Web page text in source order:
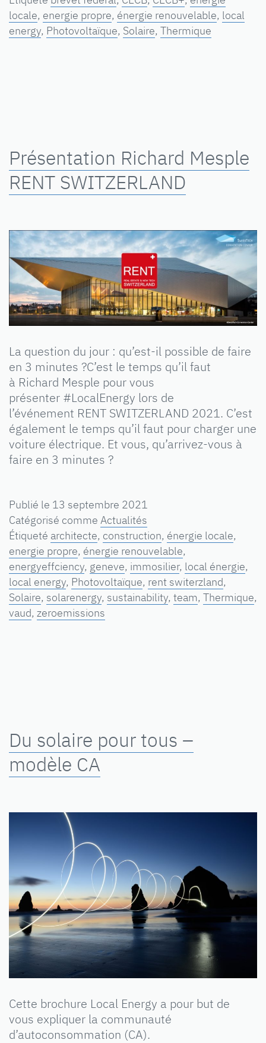
locale, energie propre, énergie renouvelable, local
energy, Photovoltaïque, Solaire, Thermique
Présentation Richard Mesple
RENT SWITZERLAND
La question du jour : qu’est-il possible de faire
en 3 minutes ?C’est le temps qu’il faut
à Richard Mesple pour vous
présenter #LocalEnergy lors de
l’événement RENT SWITZERLAND 2021. C’est
également le temps qu’il faut pour charger une
voiture électrique. Et vous, qu’arrivez-vous à
faire en 3 minutes ?
Publié le 13 septembre 2021
Catégorisé comme Actualités
Étiqueté architecte, construction, énergie locale,
energie propre, énergie renouvelable,
energyeffciency, geneve, immosilier, local énergie,
local energy, Photovoltaïque, rent switerzland,
Solaire, solarenergy, sustainability, team, Thermique,
vaud, zeroemissions
Du solaire pour tous –
modèle CA
Cette brochure Local Energy a pour but de
vous expliquer la communauté
d’autoconsommation (CA).